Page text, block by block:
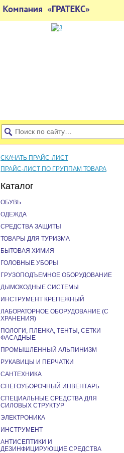
СКАЧАТЬ ПРАЙС-ЛИСТ
ПРАЙС-ЛИСТ ПО ГРУППАМ ТОВАРА
Каталог
ОБУВЬ
ОДЕЖДА
СРЕДСТВА ЗАЩИТЫ
ТОВАРЫ ДЛЯ ТУРИЗМА
БЫТОВАЯ ХИМИЯ
ГОЛОВНЫЕ УБОРЫ
ГРУЗОПОДЪЕМНОЕ ОБОРУДОВАНИЕ
ДЫМОХОДНЫЕ СИСТЕМЫ
ИНСТРУМЕНТ КРЕПЕЖНЫЙ
ЛАБОРАТОРНОЕ ОБОРУДОВАНИЕ (С
ХРАНЕНИЯ)
ПОЛОГИ, ПЛЕНКА, ТЕНТЫ, СЕТКИ
ФАСАДНЫЕ
ПРОМЫШЛЕННЫЙ АЛЬПИНИЗМ
РУКАВИЦЫ И ПЕРЧАТКИ
САНТЕХНИКА
СНЕГОУБОРОЧНЫЙ ИНВЕНТАРЬ
СПЕЦИАЛЬНЫЕ СРЕДСТВА ДЛЯ
СИЛОВЫХ СТРУКТУР
ЭЛЕКТРОНИКА
ИНСТРУМЕНТ
АНТИСЕПТИКИ И
ДЕЗИНФИЦИРУЮЩИЕ СРЕДСТВА